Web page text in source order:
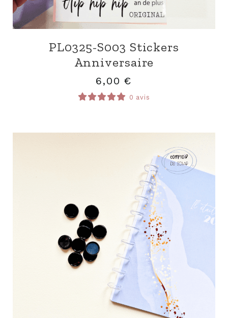
PL0325-S003 Stickers
Anniversaire
6,00 €
0 avis